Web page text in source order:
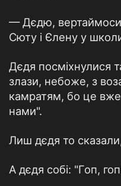
— Дєдю, вертаймоси
Сюту і Єлену у
Дєдя посміхнулися
злази, небоже, з
камратям, бо це вже
нами".
Лиш дєдя то
А дєдя собі: "Гоп,